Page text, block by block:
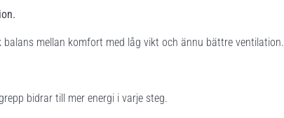
balans mellan komfort med låg vikt och ännu bättre ventilation.
bidrar till mer energi i varje steg.